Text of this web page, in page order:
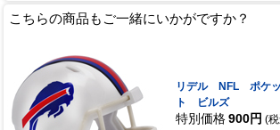
こちらの商品もご一緒にいかがですか？
リデル NFL ポケッ
ト ビルズ
特別価格 900円 (